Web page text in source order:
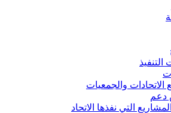
والجمعيات
دعم
التي نفذها الاتحاد